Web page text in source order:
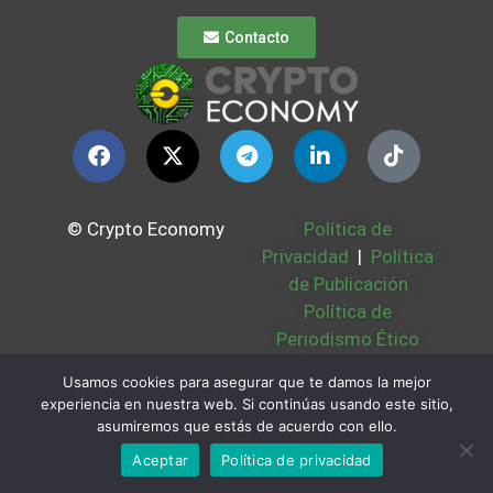
Contacto
© Crypto Economy
Política de
Privacidad | Política
de Publicación
Política de
Periodismo Ético
Bases Legales |
Partners | Sobre
Nosotros
Usamos cookies para asegurar que te damos la mejor
experiencia en nuestra web. Si continúas usando este sitio,
asumiremos que estás de acuerdo con ello.
Aceptar
Política de privacidad